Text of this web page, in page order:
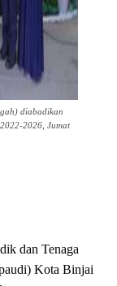
diabadikan
2026, Jumat
dan Tenaga
Kota Binjai